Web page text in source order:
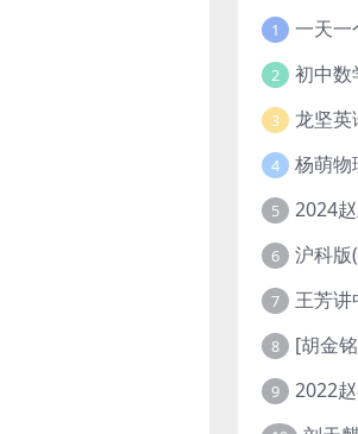
1
2
3
4
5
6
7
8
9